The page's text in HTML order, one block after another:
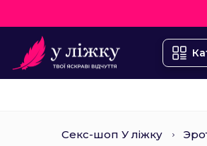
Секс-шоп У ліжку